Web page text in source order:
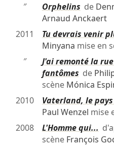
″
Orphelins de
Arnaud Anckaert
2011
Tu devrais venir
Minyana mise en
″
J'ai remonté la
fantômes de
scène Mónica
2010
Vaterland, le
Paul Wenzel mise
2008
L'Homme qui...
scène François